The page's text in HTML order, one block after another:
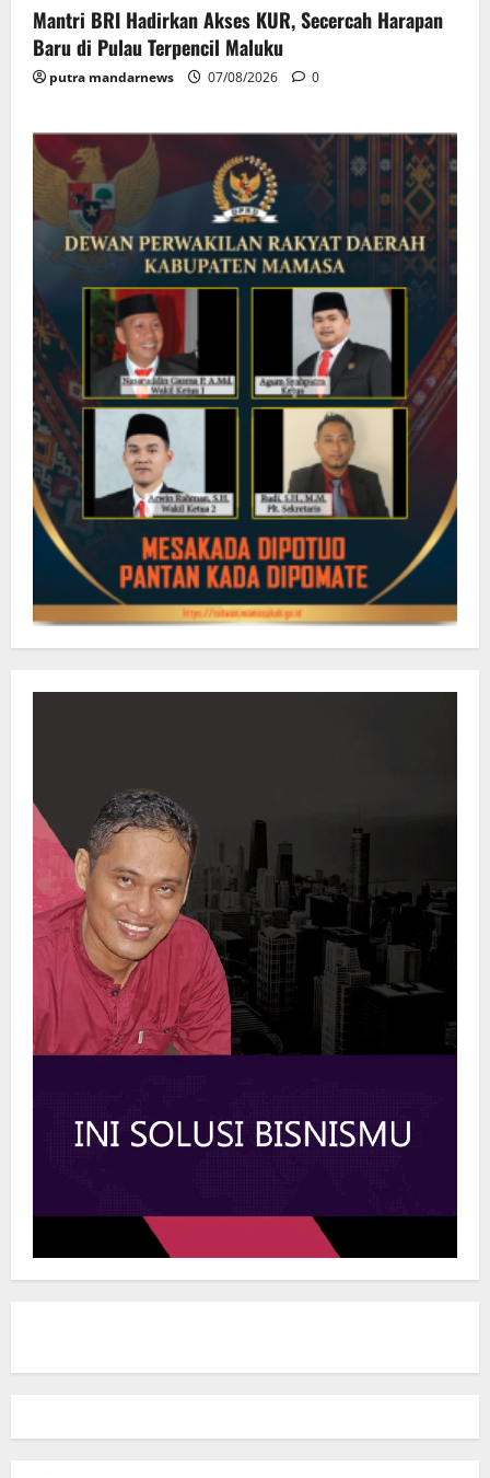
Mantri BRI Hadirkan Akses KUR, Secercah Harapan
Baru di Pulau Terpencil Maluku
putra mandarnews 07/08/2026 0